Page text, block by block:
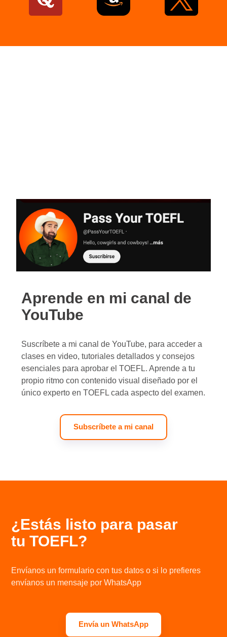
Aprende en mi canal de
YouTube
Suscríbete a mi canal de YouTube, para acceder a
clases en video, tutoriales detallados y consejos
esenciales para aprobar el TOEFL. Aprende a tu
propio ritmo con contenido visual diseñado por el
único experto en TOEFL cada aspecto del examen.
Subscríbete a mi canal
¿Estás listo para pasar
tu TOEFL?
Envíanos un formulario con tus datos o si lo prefieres
envíanos un mensaje por WhatsApp
Envía un WhatsApp